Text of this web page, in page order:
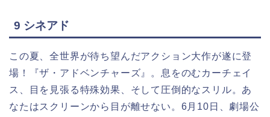
9 シネアド
この夏、全世界が待ち望んだアクション大作が遂に登
場！『ザ・アドベンチャーズ』。息をのむカーチェイ
ス、目を見張る特殊効果、そして圧倒的なスリル。あ
なたはスクリーンから目が離せない。6月10日、劇場公